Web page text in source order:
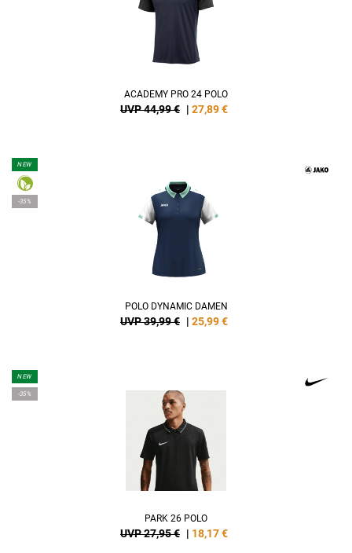
ACADEMY PRO 24 POLO
UVP 44,99 € | 27,89€
NEW
-35%
POLO DYNAMIC DAMEN
UVP 39,99 € | 25,99€
NEW
-35%
PARK 26 POLO
UVP 27,95 € | 18,17€